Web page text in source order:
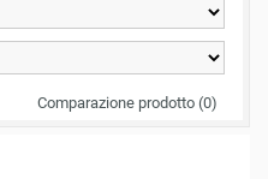
Comparazione prodotto (0)